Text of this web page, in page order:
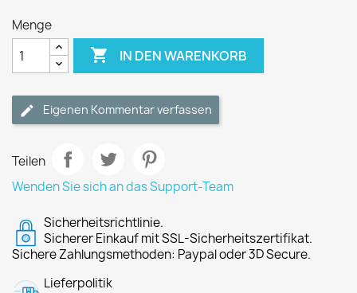
Menge
 IN DEN WARENKORB
Eigenen Kommentar verfassen
Teilen
Wenden Sie sich an das Support-Team
Sicherheitsrichtlinie.
Sicherer Einkauf mit SSL-Sicherheitszertifikat.
Sichere Zahlungsmethoden: Paypal oder 3D Secure.
Lieferpolitik